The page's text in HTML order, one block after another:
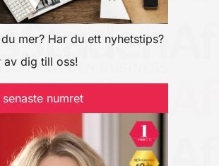
mer? Har du ett nyhetstips?
av dig till oss!
senaste numret